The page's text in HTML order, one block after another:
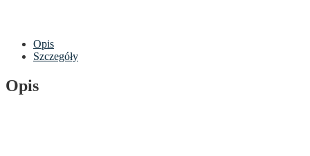
Opis
Szczegóły
Opis